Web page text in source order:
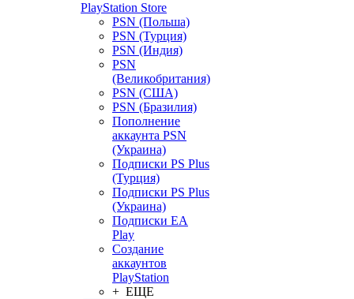
PlayStation Store
PSN (Польша)
PSN (Турция)
PSN (Индия)
PSN
(Великобритания)
PSN (США)
PSN (Бразилия)
Пополнение
аккаунта PSN
(Украина)
Подписки PS Plus
(Турция)
Подписки PS Plus
(Украина)
Подписки EA
Play
Создание
аккаунтов
PlayStation
+ ЕЩЕ